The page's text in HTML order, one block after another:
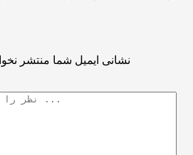
نشانی ایمیل شما منتشر